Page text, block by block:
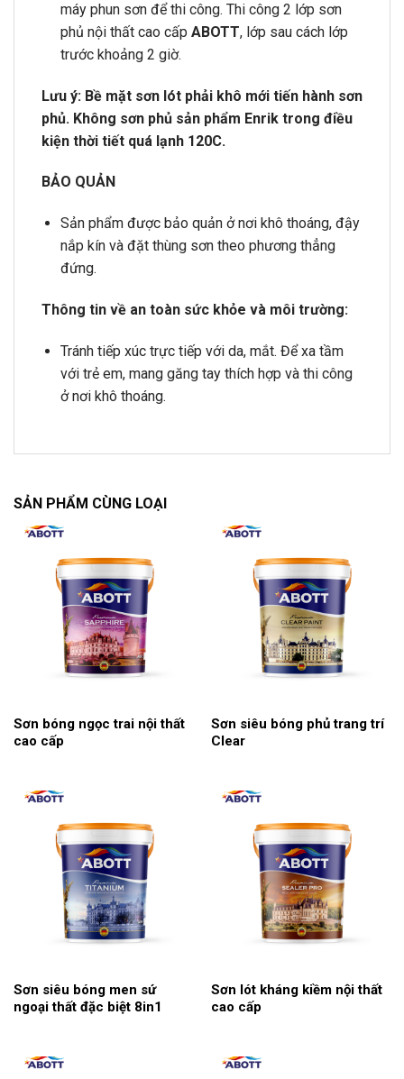
máy phun sơn để thi công. Thi công 2 lớp sơn
phủ nội thất cao cấp ABOTT, lớp sau cách lớp
trước khoảng 2 giờ.
Lưu ý: Bề mặt sơn lót phải khô mới tiến hành sơn
phủ. Không sơn phủ sản phẩm Enrik trong điều
kiện thời tiết quá lạnh 120C.
BẢO QUẢN
Sản phẩm được bảo quản ở nơi khô thoáng, đậy
nắp kín và đặt thùng sơn theo phương thẳng
đứng.
Thông tin về an toàn sức khỏe và môi trường:
Tránh tiếp xúc trực tiếp với da, mắt. Để xa tầm
với trẻ em, mang găng tay thích hợp và thi công
ở nơi khô thoáng.
SẢN PHẨM CÙNG LOẠI
Sơn bóng ngọc trai nội thất
cao cấp
Sơn siêu bóng phủ trang trí
Clear
Sơn siêu bóng men sứ
ngoại thất đặc biệt 8in1
Sơn lót kháng kiềm nội thất
cao cấp